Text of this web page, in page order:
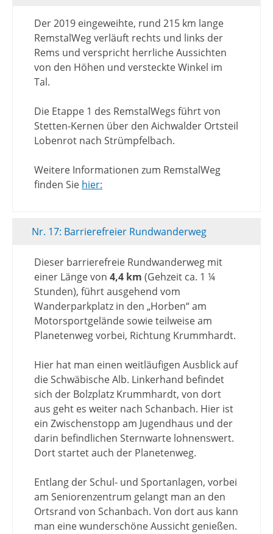
Der 2019 eingeweihte, rund 215 km lange
RemstalWeg verläuft rechts und links der
Rems und verspricht herrliche Aussichten
von den Höhen und versteckte Winkel im
Tal.
Die Etappe 1 des RemstalWegs führt von
Stetten-Kernen über den Aichwalder Ortsteil
Lobenrot nach Strümpfelbach.
Weitere Informationen zum RemstalWeg
finden Sie hier:
Nr. 17: Barrierefreier Rundwanderweg
Dieser barrierefreie Rundwanderweg mit
einer Länge von4,4 km (Gehzeit ca. 1 ¼
Stunden), führt ausgehend vom
Wanderparkplatz in den „Horben“ am
Motorsportgelände sowie teilweise am
Planetenweg vorbei, Richtung Krummhardt.
Hier hat man einen weitläufigen Ausblick auf
die Schwäbische Alb. Linkerhand befindet
sich der Bolzplatz Krummhardt, von dort
aus geht es weiter nach Schanbach. Hier ist
ein Zwischenstopp am Jugendhaus und der
darin befindlichen Sternwarte lohnenswert.
Dort startet auch der Planetenweg.
Entlang der Schul- und Sportanlagen, vorbei
am Seniorenzentrum gelangt man an den
Ortsrand von Schanbach. Von dort aus kann
man eine wunderschöne Aussicht genießen.